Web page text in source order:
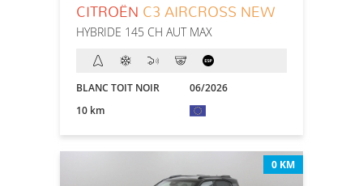
CITROËN C3 AIRCROSS NEW
HYBRIDE 145 CH AUT MAX
BLANC TOIT NOIR
06/2026
10 km
0 KM